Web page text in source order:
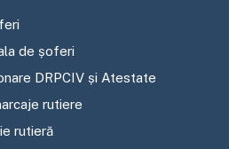
de șoferi
DRPCIV și Atestate
rutiere
rutieră